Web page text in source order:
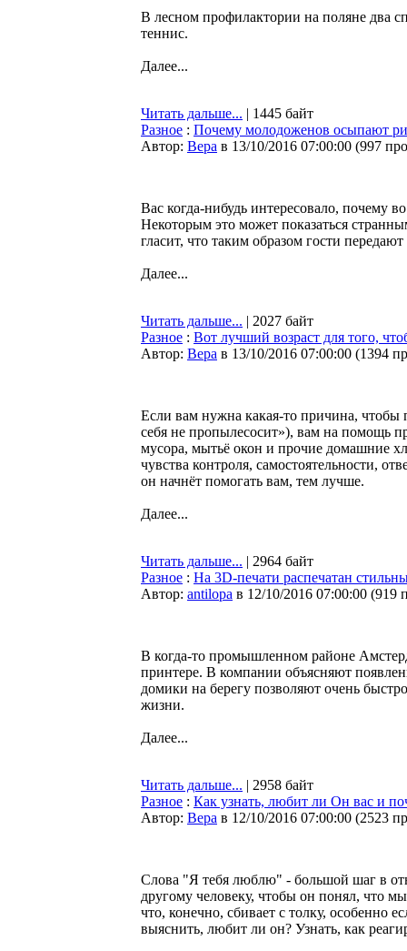
В лесном профилактории на поляне два
теннис.
Далее...
Читать дальше... | 1445 байт
Разное : Почему молодоженов осыпают
Автор: Bepa в 13/10/2016 07:00:00 (997
Вас когда-нибудь интересовало, почему
Некоторым это может показаться
гласит, что таким образом гости
Далее...
Читать дальше... | 2027 байт
Разное : Вот лучший возраст для того,
Автор: Bepa в 13/10/2016 07:00:00 (1394
Если вам нужна какая-то причина, чтобы
себя не пропылесосит»), вам на помощь
мусора, мытьё окон и прочие домашние
чувства контроля, самостоятельности,
он начнёт помогать вам, тем лучше.
Далее...
Читать дальше... | 2964 байт
Разное : На 3D-печати распечатан
Автор: antilopa в 12/10/2016 07:00:00 (919
В когда-то промышленном районе
принтере. В компании объясняют
домики на берегу позволяют очень
жизни.
Далее...
Читать дальше... | 2958 байт
Разное : Как узнать, любит ли Он вас и
Автор: Bepa в 12/10/2016 07:00:00 (2523
Слова "Я тебя люблю" - большой шаг в
другому человеку, чтобы он понял, что
что, конечно, сбивает с толку, особенно
выяснить, любит ли он? Узнать, как